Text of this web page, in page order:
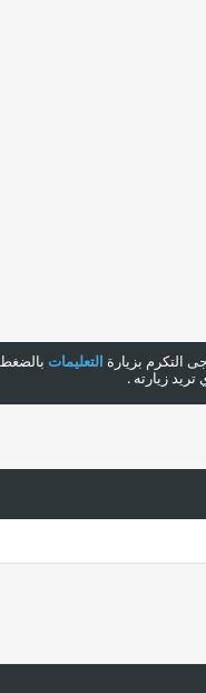
التكرم بزيارة التعليمات
زيارته .